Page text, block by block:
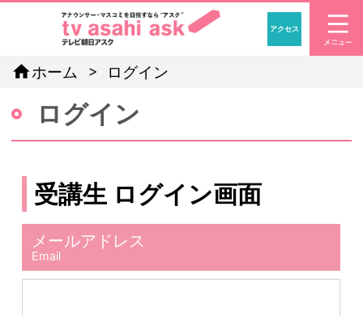
「アナウ
アクセス
homeホーム ログイン
ログイン
受講生 ログイン画面
メールアドレス
Email